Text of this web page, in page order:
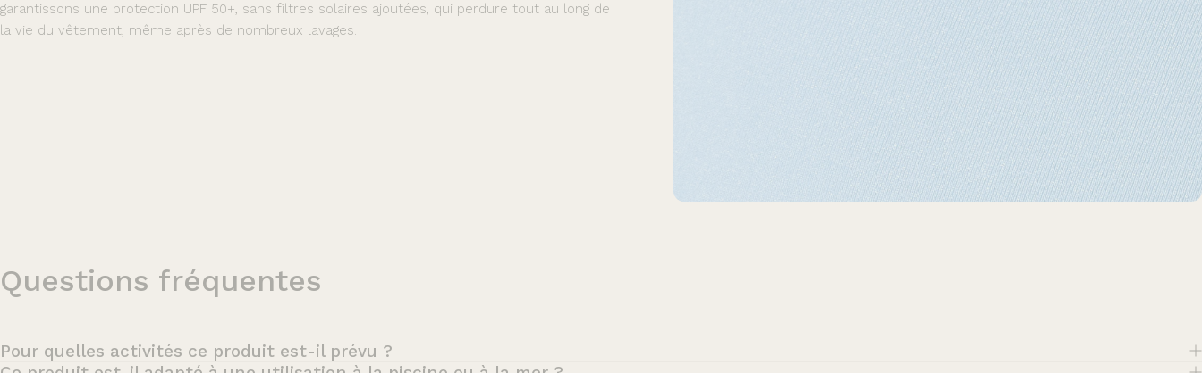
garantissons une protection UPF 50+, sans filtres solaires ajoutées, qui perdure tout au long de
la vie du vêtement, même après de nombreux lavages.
Questions fréquentes
Pour quelles activités ce produit est-il prévu ?